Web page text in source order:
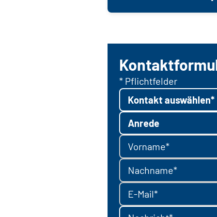
* Pflichtfelder
Kontakt auswählen*
Anrede
Vorname*
Nachname*
E-Mail*